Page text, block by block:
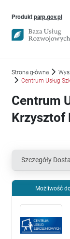
Produkt parp.gov.pl
Strona główna
Centrum Usług
Centrum
Krzysztof
Możliwość
Szczegóły